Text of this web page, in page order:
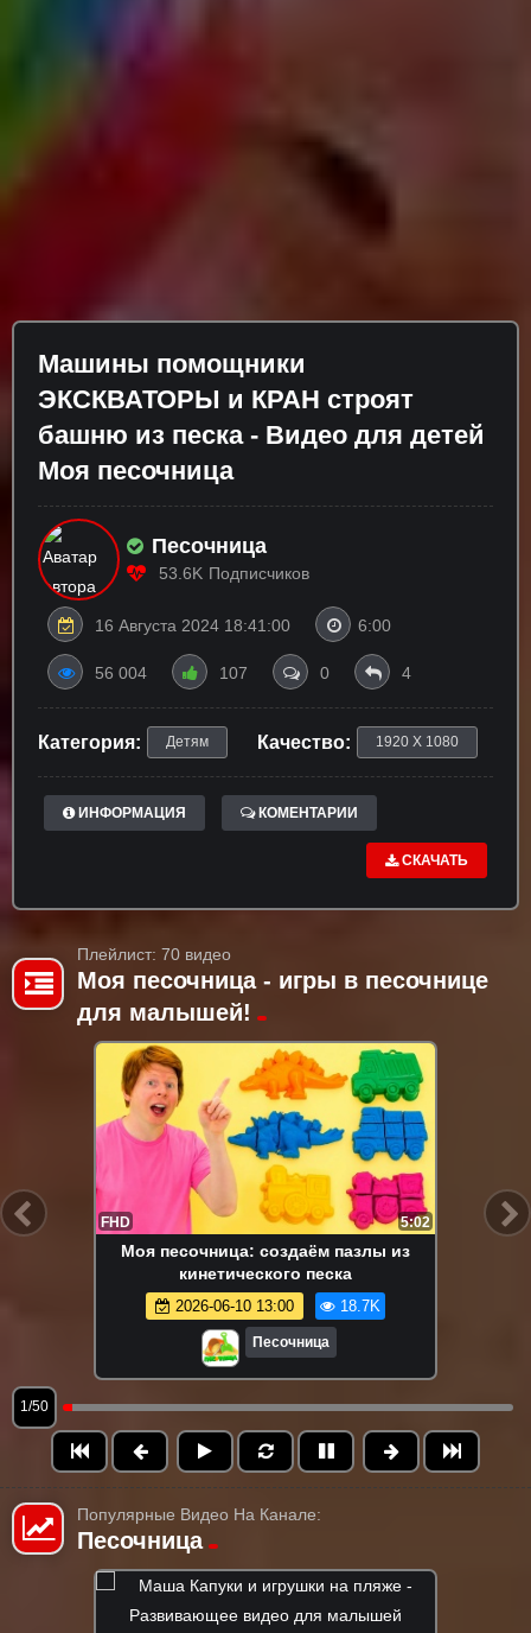
Машины помощники
ЭКСКВАТОРЫ и КРАН строят
башню из песка - Видео для детей
Моя песочница
Песочница
53.6K Подписчиков
16 Августа 2024 18:41:00 6:00
56 004 107 0 4
Категория: Детям Качество: 1920 X 1080
ИНФОРМАЦИЯ КОМЕНТАРИИ
СКАЧАТЬ
Плейлист: 70 видео
Моя песочница - игры в песочнице
для малышей!
FHD 5:02
Моя песочница: создаём пазлы из
кинетического песка
2026-06-10 13:00 18.7K
Песочница
1/50
Популярные Видео На Канале:
Песочница